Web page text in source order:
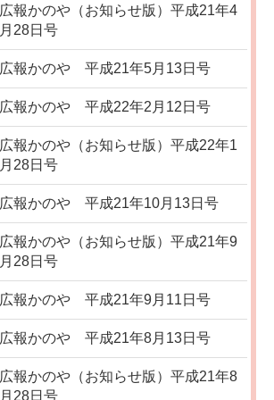
広報かのや（お知らせ版）平成21年4
月28日号
広報かのや 平成21年5月13日号
広報かのや 平成22年2月12日号
広報かのや（お知らせ版）平成22年1
月28日号
広報かのや 平成21年10月13日号
広報かのや（お知らせ版）平成21年9
月28日号
広報かのや 平成21年9月11日号
広報かのや 平成21年8月13日号
広報かのや（お知らせ版）平成21年8
月28日号